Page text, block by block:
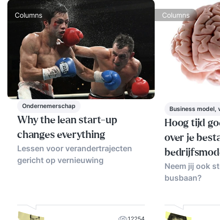
Tijdsgebonden). Lange- en kortetermijndoelen
voor de onderneming. Het afstemmen van
bedrijfsdoelen op de visie en missie van het
bedrijf. Inhoud van Les 4 Bedrijfsconcept en
producten/diensten Het beschrijven van het
bedrijfsconcept: wat biedt het bedrijf aan? Het
formuleren van waardepropositie: waarom zou
de klant voor jouw product kiezen? Het
ontwikkelen van product- of dienstkenmerken.
Het positioneren van producten/diensten in de
markt (unique selling points). Innovatie en
productontwikkeling als onderdeel van het
ondernemingsplan. Inhoud van Les 5
ondernemingsplan. Het bepalen van de
Columns
Ondernemerschap
Why the lean start-up
changes everything
Lessen voor verandertrajecten
gericht op vernieuwing
Columns
Business model,
Hoog tijd
over je
Neem jij ook
busbaan?